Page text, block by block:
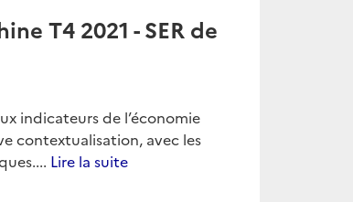
T4 2021 - SER de
indicateurs de l’économie
contextualisation, avec les
Lire la suite